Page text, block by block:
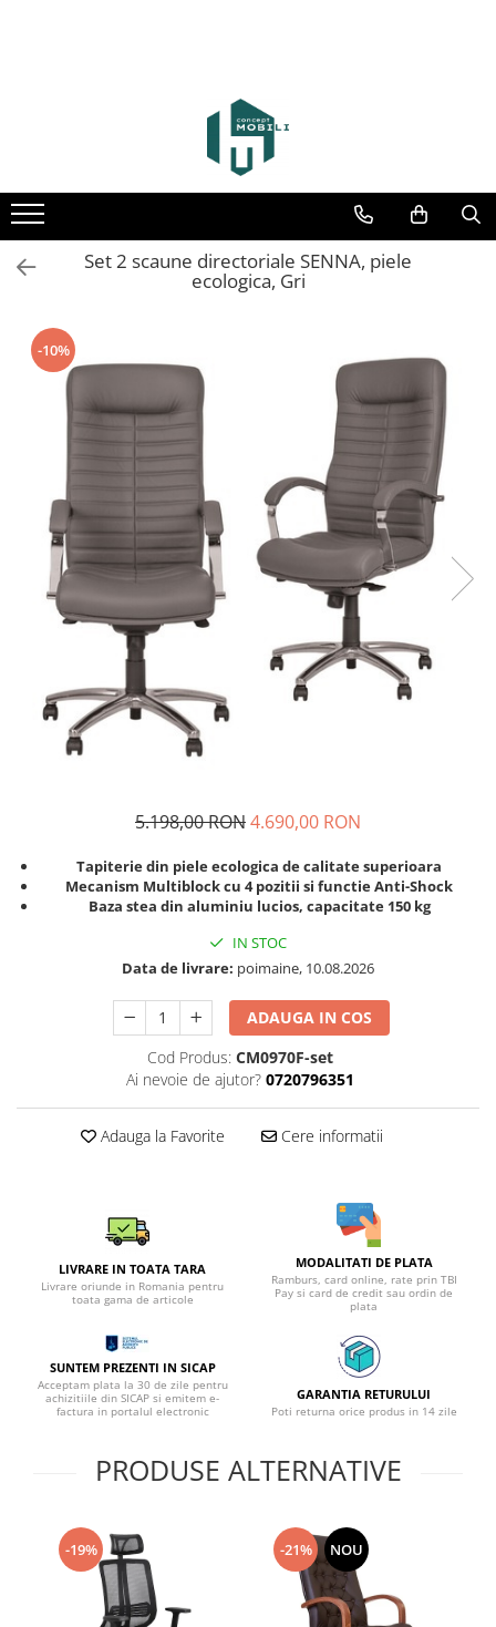
Set 2 scaune directoriale SENNA, piele
ecologica, Gri
-10%
5.198,00 RON4.690,00 RON
Tapiterie din piele ecologica de calitate superioara
Mecanism Multiblock cu 4 pozitii si functie Anti-Shock
Baza stea din aluminiu lucios, capacitate 150 kg
IN STOC
Data de livrare: poimaine, 10.08.2026
ADAUGA IN COS
Cod Produs: CM0970F-set
Ai nevoie de ajutor? 0720796351
Adauga la Favorite Cere informatii
LIVRARE IN TOATA TARA
Livrare oriunde in Romania pentru
toata gama de articole
MODALITATI DE PLATA
Ramburs, card online, rate prin TBI
Pay si card de credit sau ordin de
plata
SUNTEM PREZENTI IN SICAP
Acceptam plata la 30 de zile pentru
achizitiile din SICAP si emitem e-
factura in portalul electronic
GARANTIA RETURULUI
Poti returna orice produs in 14 zile
PRODUSE ALTERNATIVE
-19% -21% NOU